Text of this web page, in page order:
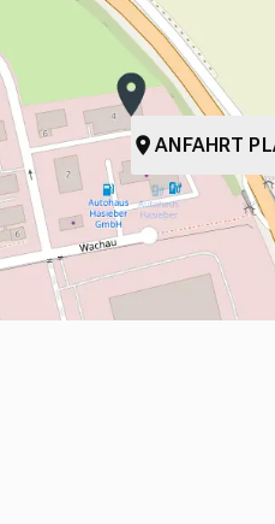
ANFAHRT